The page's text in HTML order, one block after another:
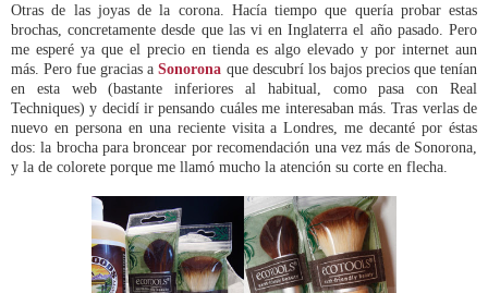
Otras de las joyas de la corona. Hacía tiempo que quería probar estas
brochas, concretamente desde que las vi en Inglaterra el año pasado. Pero
me esperé ya que el precio en tienda es algo elevado y por internet aun
más. Pero fue gracias aSonorona que descubrí los bajos precios que tenían
en esta web (bastante inferiores al habitual, como pasa con Real
Techniques) y decidí ir pensando cuáles me interesaban más. Tras verlas de
nuevo en persona en una reciente visita a Londres, me decanté por éstas
dos: la brocha para broncear por recomendación una vez más de Sonorona,
y la de colorete porque me llamó mucho la atención su corte en flecha.